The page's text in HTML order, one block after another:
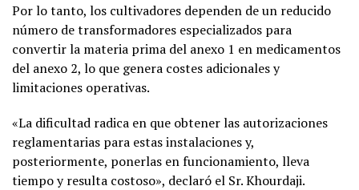
Por lo tanto, los cultivadores dependen de un reducido
número de transformadores especializados para
convertir la materia prima del anexo 1 en medicamentos
del anexo 2, lo que genera costes adicionales y
limitaciones operativas.
«La dificultad radica en que obtener las autorizaciones
reglamentarias para estas instalaciones y,
posteriormente, ponerlas en funcionamiento, lleva
tiempo y resulta costoso», declaró el Sr. Khourdaji.